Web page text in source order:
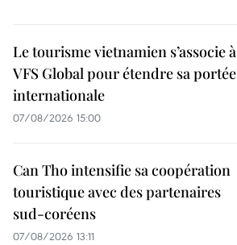
Le tourisme vietnamien s’associe à
VFS Global pour étendre sa portée
internationale
07/08/2026 15:00
Can Tho intensifie sa coopération
touristique avec des partenaires
sud-coréens
07/08/2026 13:11